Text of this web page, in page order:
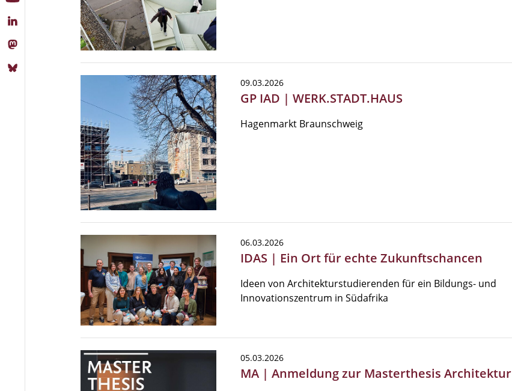
09.03.2026
GP IAD | WERK.STADT.HAUS
Hagenmarkt Braunschweig
06.03.2026
IDAS | Ein Ort für echte Zukunftschancen
Ideen von Architekturstudierenden für ein Bildungs- und
Innovationszentrum in Südafrika
05.03.2026
MA | Anmeldung zur Masterthesis Architektur